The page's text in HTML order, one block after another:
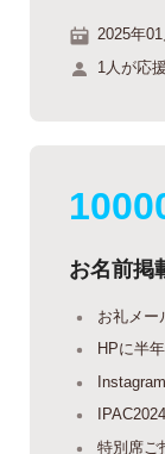
2025年
1人が応
お名前掲
お礼メー
HPに半
特別席ご